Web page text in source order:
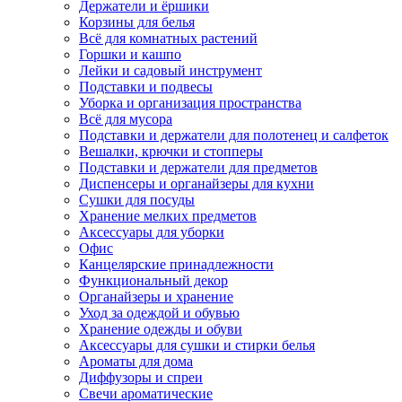
Держатели и ёршики
Корзины для белья
Всё для комнатных растений
Горшки и кашпо
Лейки и садовый инструмент
Подставки и подвесы
Уборка и организация пространства
Всё для мусора
Подставки и держатели для полотенец и салфеток
Вешалки, крючки и стопперы
Подставки и держатели для предметов
Диспенсеры и органайзеры для кухни
Сушки для посуды
Хранение мелких предметов
Аксессуары для уборки
Офис
Канцелярские принадлежности
Функциональный декор
Органайзеры и хранение
Уход за одеждой и обувью
Хранение одежды и обуви
Аксессуары для сушки и стирки белья
Ароматы для дома
Диффузоры и спреи
Свечи ароматические